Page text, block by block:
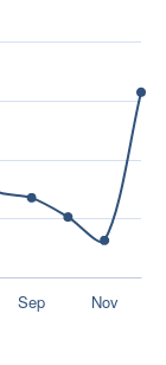
18 158 kr
9 638 kr
19 851 kr